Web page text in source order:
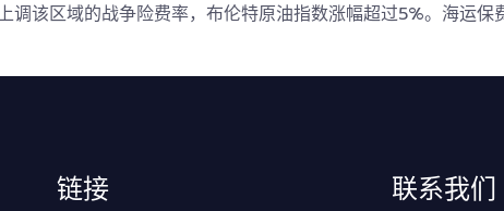
调该区域的战争险费率， 布伦特原油指数涨幅超过5%。海运保
链接 联系我们